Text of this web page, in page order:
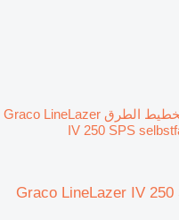
ماكينة تخطيط الطرق Graco LineLazer
IV 250 SPS
Graco LineLazer IV